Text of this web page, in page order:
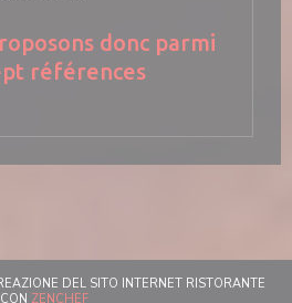
donc parmi
références
DEL SITO INTERNET RISTORANTE
CON ZENCHEF((APRE UNA NUOVA FINESTRA))